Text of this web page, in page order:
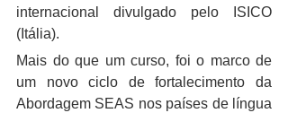
internacional divulgado pelo ISICO
(Itália).
Mais do que um curso, foi o marco de
um novo ciclo de fortalecimento da
Abordagem SEAS nos países de língua